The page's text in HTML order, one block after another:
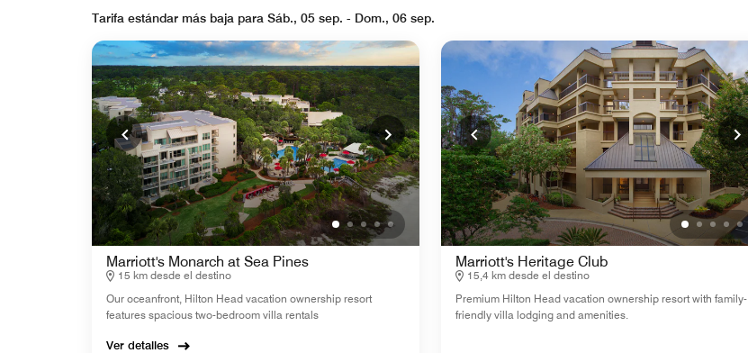
Tarifa estándar más baja para Sáb., 05 sep. - Dom., 06 sep.
Marriott's Monarch at Sea Pines
15 km desde el destino
Our oceanfront, Hilton Head vacation ownership resort
features spacious two-bedroom villa rentals
Ver detalles
Marriott's Heritage Club
15,4 km desde el destino
Premium Hilton Head vacation ownership resort with family-
friendly villa lodging and amenities.